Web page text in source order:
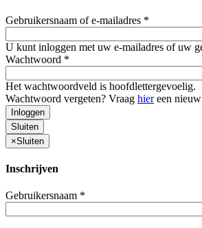
Gebruikersnaam of e-mailadres *
U kunt inloggen met uw e-mailadres of uw
Wachtwoord *
Het wachtwoordveld is hoofdlettergevoelig.
Wachtwoord vergeten? Vraag hiereen
Inloggen
Sluiten
×Sluiten
Inschrijven
Gebruikersnaam *